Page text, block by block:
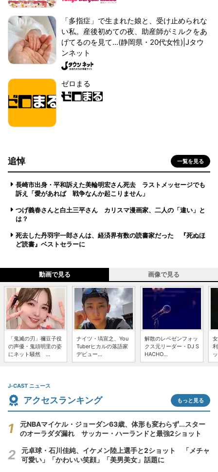
「多指症」で生まれた娘と、受け止められな
い私。産後初めての夜、助産師がミルクをあ
げてるのを見て...(静岡県・20代女性)|Jタウ
ンネット
ゼロまる
追悼 一覧を見る
長崎市出身・平和訴えた美輪明宏さん死去 ラストメッセージでも
訴え「愛があれば 戦争なんか起こりません」
つげ義春さんと白土三平さん カリスマ漫画家、二人の「違い」と
は？
死去した丹羽宇一郎さんは、経済界有数の読書家だった 『死ぬほ
ど読書』ベストセラーに
動画で見る 画像で見る
「鬼滅の刃」禰豆子役
の声優・鬼頭明里の姿
にネット騒然 ...
ナイツ・塙宣之、You
Tuberヒカルの落語家
デビュー...
解散のレペゼンフォッ
クス元リーダー・DJ S
HACHO...
J-CAST ニュース
アクセスランキング もっと見る
元NBAマイケル・ジョーダン63歳、体形も変わらず...スター
のオーラダダ漏れ サッカー・ハーランドと最強2ショット
元卓球・石川佳純、イケメン陸上選手と2ショット 「メチャ
可愛い」「かわいい笑顔」「美男美女」話題に